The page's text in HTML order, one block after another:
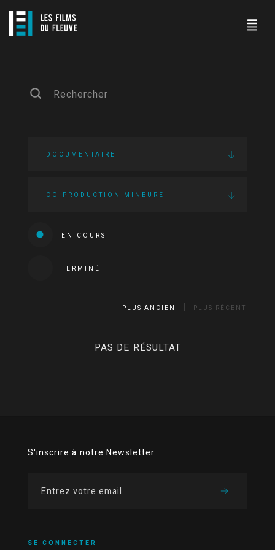
DOCUMENTAIRE
CO-PRODUCTION MINEURE
EN COURS
TERMINÉ
PLUS ANCIEN PLUS RÉCENT
PAS DE RÉSULTAT
S'inscrire à notre Newsletter.
SE CONNECTER